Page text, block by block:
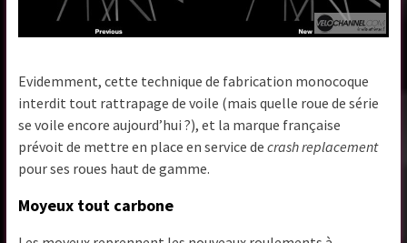
Evidemment, cette technique de fabrication monocoque
interdit tout rattrapage de voile (mais quelle roue de série
se voile encore aujourd’hui ?), et la marque française
prévoit de mettre en place en service decrash replacement
pour ses roues haut de gamme.
Moyeux tout carbone